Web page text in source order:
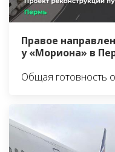
Правое
у «Мориона» в
Общая готовность